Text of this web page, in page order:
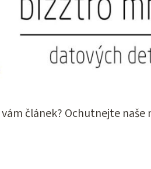
článek? Ochutnejte naše